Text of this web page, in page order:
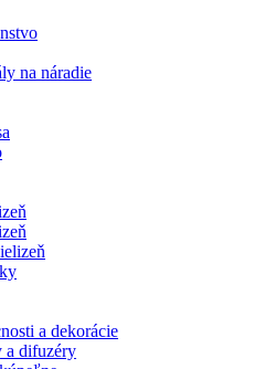
na náradie
a dekorácie
a difuzéry